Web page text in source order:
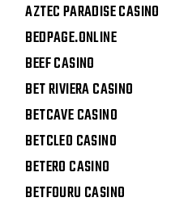
AZTEC PARADISE CASINO
BEDPAGE.ONLINE
BEEF CASINO
BET RIVIERA CASINO
BETCAVE CASINO
BETCLEO CASINO
BETERO CASINO
BETFOURU CASINO